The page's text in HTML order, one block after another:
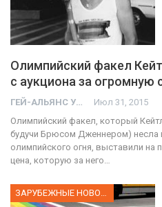
Олимпийский факел
с аукциона за
ГЕЙ-АЛЬЯНС УКРАИНА Июл 31, 2015
Олимпийский факел, который
будучи Брюсом Дженнером) несла
олимпийского огня, выставили на
цена, которую за него…
ЗАРУБЕЖНЫЕ НОВОСТИ